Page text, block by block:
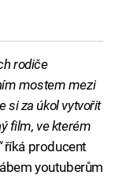
rodiče
mostem mezi
si za úkol vytvořit
film, ve kterém
říká producent
youtuberům